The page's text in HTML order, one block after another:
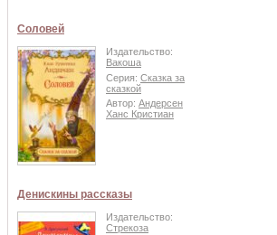
Соловей
Издательство:
Вакоша
Серия: Сказка за
сказкой
Автор: Андерсен
Ханс Кристиан
Денискины рассказы
Издательство:
Стрекоза